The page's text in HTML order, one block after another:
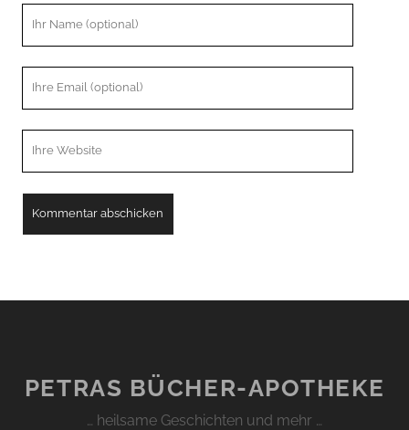
PETRAS BÜCHER-APOTHEKE
… heilsame Geschichten und mehr …